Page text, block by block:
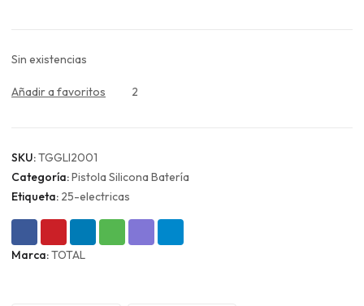
Sin existencias
Añadir a favoritos 2
SKU:TGGLI2001
Categoría:Pistola Silicona Batería
Etiqueta: 25-electricas
Marca:TOTAL